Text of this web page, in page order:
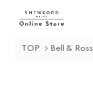
TOP Bell & Ross